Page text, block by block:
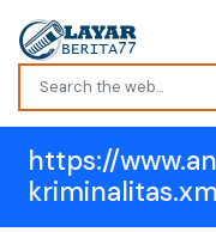
https://